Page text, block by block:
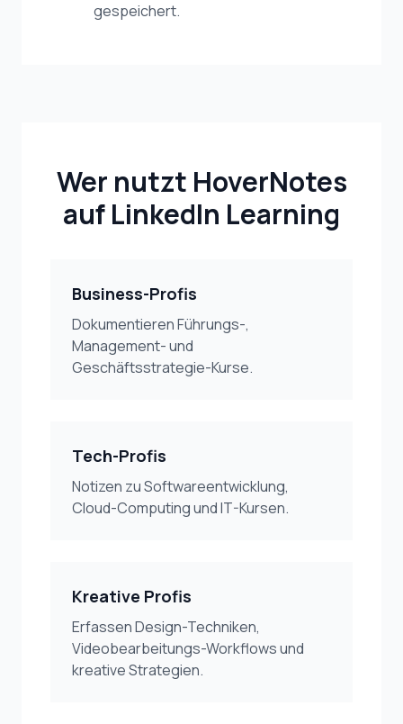
gespeichert.
Wer nutzt HoverNotes
auf LinkedIn Learning
Business-Profis
Dokumentieren Führungs-,
Management- und
Geschäftsstrategie-Kurse.
Tech-Profis
Notizen zu Softwareentwicklung,
Cloud-Computing und IT-Kursen.
Kreative Profis
Erfassen Design-Techniken,
Videobearbeitungs-Workflows und
kreative Strategien.